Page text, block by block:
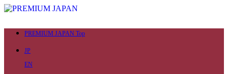
PREMIUM JAPAN Top
JP
EN